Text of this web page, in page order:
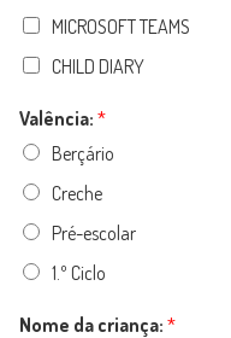
MICROSOFT TEAMS
CHILD DIARY
Valência: *
Berçário
Creche
Pré-escolar
1.º Ciclo
Nome da criança: *